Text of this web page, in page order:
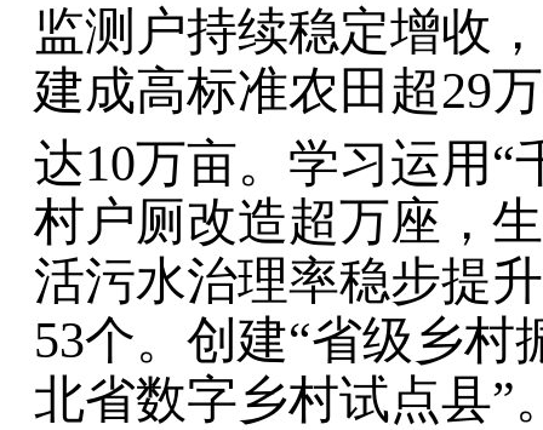
监测户持续稳定增收 ，
建成高标准农田超29
达10万亩。学习运用“
村户厕改造超万座，
活污水治理率稳步提升
53个。 创建“省级乡村
北省数字乡村试点县”